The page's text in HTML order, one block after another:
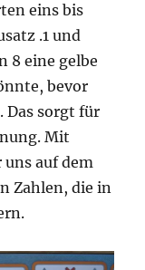
eins bis
.1 und
8 eine gelbe
bevor
Das sorgt für
Mit
auf dem
Zahlen, die in